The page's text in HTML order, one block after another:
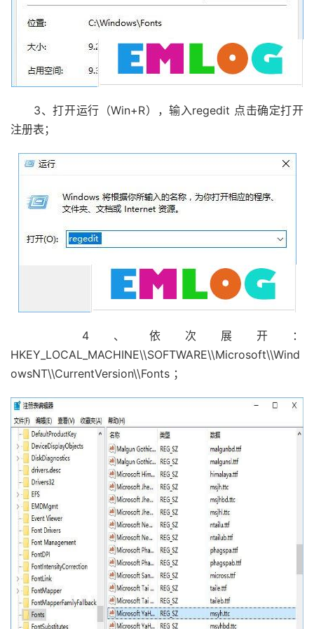
3、打开运行（Win+R），输入regedit 点击确定打开
注册表；
4、依次展开：
HKEY_LOCAL_MACHINE\\SOFTWARE\\Microsoft\\Wind
owsNT\\CurrentVersion\\Fonts ；